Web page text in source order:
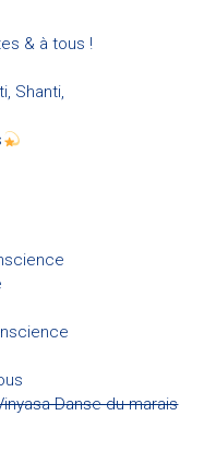
& à tous !
Shanti,
Danse du marais